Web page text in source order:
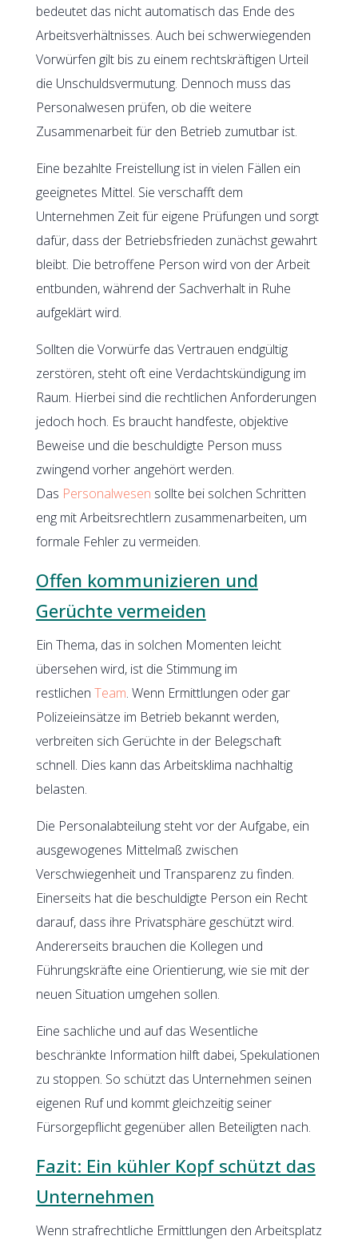
bedeutet das nicht automatisch das Ende des
Arbeitsverhältnisses. Auch bei schwerwiegenden
Vorwürfen gilt bis zu einem rechtskräftigen Urteil
die Unschuldsvermutung. Dennoch muss das
Personalwesen prüfen, ob die weitere
Zusammenarbeit für den Betrieb zumutbar ist.
Eine bezahlte Freistellung ist in vielen Fällen ein
geeignetes Mittel. Sie verschafft dem
Unternehmen Zeit für eigene Prüfungen und sorgt
dafür, dass der Betriebsfrieden zunächst gewahrt
bleibt. Die betroffene Person wird von der Arbeit
entbunden, während der Sachverhalt in Ruhe
aufgeklärt wird.
Sollten die Vorwürfe das Vertrauen endgültig
zerstören, steht oft eine Verdachtskündigung im
Raum. Hierbei sind die rechtlichen Anforderungen
jedoch hoch. Es braucht handfeste, objektive
Beweise und die beschuldigte Person muss
zwingend vorher angehört werden.
Das Personalwesen sollte bei solchen Schritten
eng mit Arbeitsrechtlern zusammenarbeiten, um
formale Fehler zu vermeiden.
Offen kommunizieren und
Gerüchte vermeiden
Ein Thema, das in solchen Momenten leicht
übersehen wird, ist die Stimmung im
restlichen Team. Wenn Ermittlungen oder gar
Polizeieinsätze im Betrieb bekannt werden,
verbreiten sich Gerüchte in der Belegschaft
schnell. Dies kann das Arbeitsklima nachhaltig
belasten.
Die Personalabteilung steht vor der Aufgabe, ein
ausgewogenes Mittelmaß zwischen
Verschwiegenheit und Transparenz zu finden.
Einerseits hat die beschuldigte Person ein Recht
darauf, dass ihre Privatsphäre geschützt wird.
Andererseits brauchen die Kollegen und
Führungskräfte eine Orientierung, wie sie mit der
neuen Situation umgehen sollen.
Eine sachliche und auf das Wesentliche
beschränkte Information hilft dabei, Spekulationen
zu stoppen. So schützt das Unternehmen seinen
eigenen Ruf und kommt gleichzeitig seiner
Fürsorgepflicht gegenüber allen Beteiligten nach.
Fazit: Ein kühler Kopf schützt das
Unternehmen
Wenn strafrechtliche Ermittlungen den Arbeitsplatz